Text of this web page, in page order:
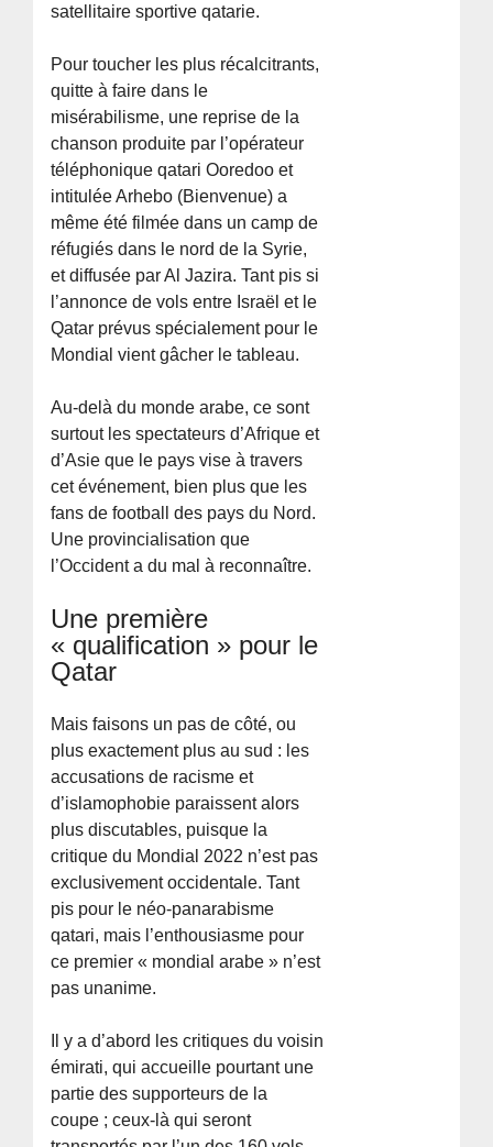
satellitaire sportive qatarie.
Pour toucher les plus récalcitrants,
quitte à faire dans le
misérabilisme, une reprise de la
chanson produite par l’opérateur
téléphonique qatari Ooredoo et
intitulée Arhebo (Bienvenue) a
même été filmée dans un camp de
réfugiés dans le nord de la Syrie,
et diffusée par Al Jazira. Tant pis si
l’annonce de vols entre Israël et le
Qatar prévus spécialement pour le
Mondial vient gâcher le tableau.
Au-delà du monde arabe, ce sont
surtout les spectateurs d’Afrique et
d’Asie que le pays vise à travers
cet événement, bien plus que les
fans de football des pays du Nord.
Une provincialisation que
l’Occident a du mal à reconnaître.
Une première
« qualification » pour le
Qatar
Mais faisons un pas de côté, ou
plus exactement plus au sud : les
accusations de racisme et
d’islamophobie paraissent alors
plus discutables, puisque la
critique du Mondial 2022 n’est pas
exclusivement occidentale. Tant
pis pour le néo-panarabisme
qatari, mais l’enthousiasme pour
ce premier « mondial arabe » n’est
pas unanime.
Il y a d’abord les critiques du voisin
émirati, qui accueille pourtant une
partie des supporteurs de la
coupe ; ceux-là qui seront